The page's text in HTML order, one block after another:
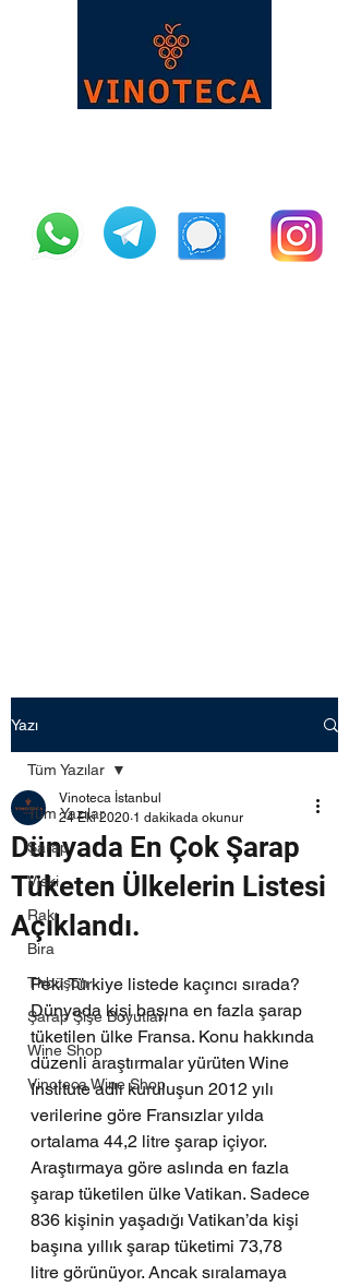
Yazı
Tüm Yazılar
Şarap
Viski
Rakı
Bira
Tirbüşon
Şarap Şişe Boyutları
Wine Shop
Vinoteca Wine Shop
Tüm Yazılar
Dünyada En Çok Şarap
Tüketen Ülkelerin Listesi
Açıklandı.
Vinoteca İstanbul
24 Eki 2020 1 dakikada okunur
Peki Türkiye listede kaçıncı sırada?
Dünyada kişi başına en fazla şarap
tüketilen ülke Fransa. Konu hakkında
düzenli araştırmalar yürüten Wine
Institute adlı kuruluşun 2012 yılı
verilerine göre Fransızlar yılda
ortalama 44,2 litre şarap içiyor.
Araştırmaya göre aslında en fazla
şarap tüketilen ülke Vatikan. Sadece
836 kişinin yaşadığı Vatikan’da kişi
başına yıllık şarap tüketimi 73,78
litre görünüyor. Ancak sıralamaya